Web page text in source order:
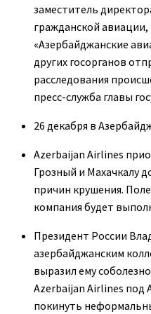
заместитель
гражданской
«Азербайджанские
других госорганов
расследования
пресс-служба главы
26 декабря в
Azerbaijan Airlines
Грозный и Махачкалу
причин крушения.
компания будет
Президент России
азербайджанским
выразил ему
Azerbaijan Airlines под
покинуть